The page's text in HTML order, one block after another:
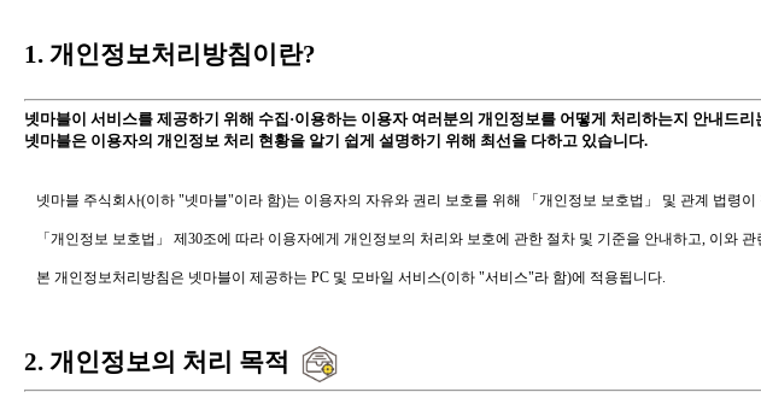
1. 개인정보처리방침이란?
넷마블이 서비스를 제공하기 위해 수집·이용하는 이용자 여러분의 개인정보를 어떻게 처리하는지 안내드
넷마블은 이용자의 개인정보 처리 현황을 알기 쉽게 설명하기 위해 최선을 다하고 있습니다.
넷마블 주식회사(이하 "넷마블"이라 함)는 이용자의 자유와 권리 보호를 위해 「개인정보 보호법」 및 관계 법령이
「개인정보 보호법」 제30조에 따라 이용자에게 개인정보의 처리와 보호에 관한 절차 및 기준을 안내하고, 이와 관
본 개인정보처리방침은 넷마블이 제공하는 PC 및 모바일 서비스(이하 "서비스"라 함)에 적용됩니다.
2. 개인정보의 처리 목적